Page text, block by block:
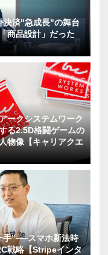
決済"急成長"の舞台
商品設計」だった
ークシステムワーク
る2.5D格闘ゲームの
物像【キャリアクエ
手”──スマホ新法時
戦略【Stripeインタ